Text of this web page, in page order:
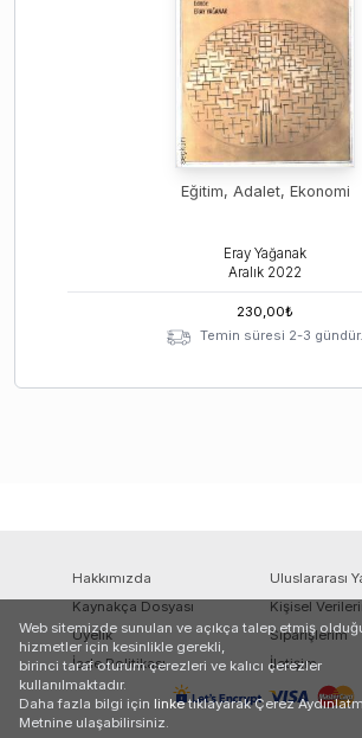
Eğitim, Adalet, Ekonomi
Eray Yağanak
Aralık 2022
230,00₺
Temin süresi 2-3 gündür.
Hakkımızda
Uluslararası
Kaynakça Dosyası
Kişisel
Üyelik
Siparişlerim
İade Politikası
İletişim
Web sitemizde sunulan ve açıkça talep etmiş
hizmetler için kesinlikle gerekli,
birinci taraf oturum çerezleri ve kalıcı çerezler
kullanılmaktadır.
Daha fazla bilgi için linke tıklayarak Çerez
Metnine ulaşabilirsiniz.